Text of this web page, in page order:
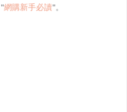
網購新手必讀"。